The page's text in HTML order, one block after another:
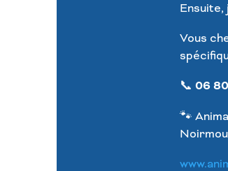
Ensuite,
Vous
📞06
🐾